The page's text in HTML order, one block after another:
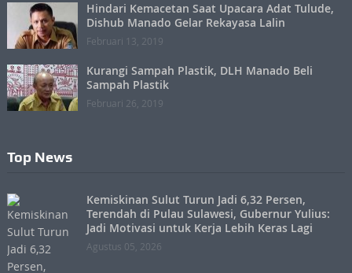
Hindari Kemacetan Saat Upacara Adat Tulude,
Dishub Manado Gelar Rekayasa Lalin
Februari 13, 2019
Kurangi Sampah Plastik, DLH Manado Beli
Sampah Plastik
Februari 26, 2019
Top News
Kemiskinan Sulut Turun Jadi 6,32 Persen,
Terendah di Pulau Sulawesi, Gubernur Yulius:
Jadi Motivasi untuk Kerja Lebih Keras Lagi
Agustus 05, 2026